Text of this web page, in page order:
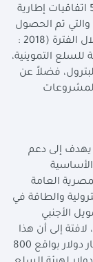
تمويلات بقيمة 18.7مليار دولار، من خلال توقيع 5 اتفاقيات إطارية
كان آخرها الاتفاقية الإطارية الموقعة عام 2018 والتي تم الحصول
على تمويلات في إطارها بنحو 11.4 مليار دولار، خلال الفترة (2018 :
للسلع التموينية،
للبترول، فضلاً عن
تنمية المشروعات
وأضافت أن برنامج عمل المؤسسة لعام 2025 يهدف إلى دعم
العامة
والطاقة في
الأجنبي
لافتة إلى أن هذا
البرنامج سيساهم في توفير تمويل قدره 1.5 مليار دولار بواقع 800